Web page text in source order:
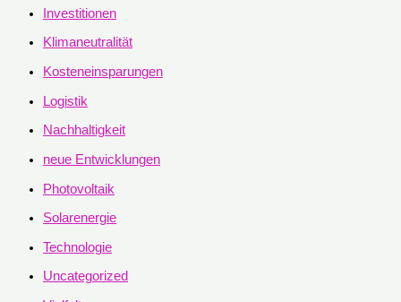
Investitionen
Klimaneutralität
Kosteneinsparungen
Logistik
Nachhaltigkeit
neue Entwicklungen
Photovoltaik
Solarenergie
Technologie
Uncategorized